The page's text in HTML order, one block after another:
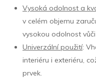
Vysoká odolnost a
v celém objemu
vysokou odolnost
Univerzální použití:
interiéru i exteriéru,
prvek.